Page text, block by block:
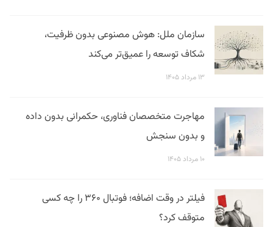
سازمان ملل: هوش مصنوعی بدون ظرفیت،
شکاف توسعه را عمیق‌تر می‌کند
۱۳ مرداد ۱۴۰۵
مهاجرت متخصصان فناوری، حکمرانی بدون داده
و بدون سنجش
۱۰ مرداد ۱۴۰۵
فیلتر در وقت اضافه؛ فوتبال ۳۶۰ را چه کسی
متوقف کرد؟